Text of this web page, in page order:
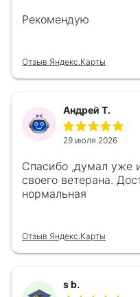
Рекомендую
Отзыв Яндекс.Карты
Андрей Т.
29 июля 2026
Спасибо ,думал уже
своего ветерана.
нормальная
Отзыв Яндекс.Карты
s b.